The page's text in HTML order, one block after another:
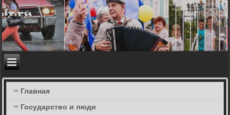
Главная
Государство и люди